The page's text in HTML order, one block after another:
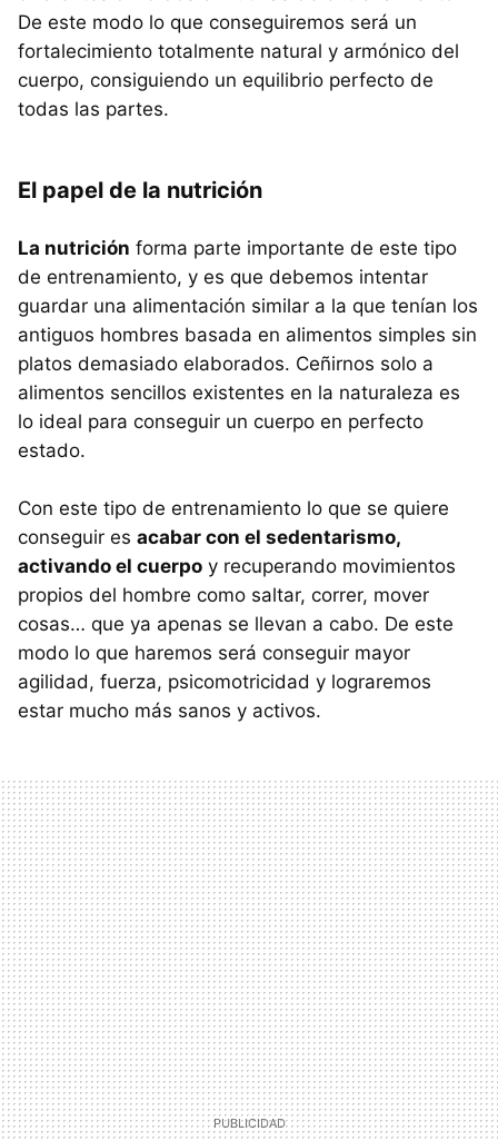
De este modo lo que conseguiremos será un
fortalecimiento totalmente natural y armónico del
cuerpo, consiguiendo un equilibrio perfecto de
todas las partes.
El papel de la nutrición
La nutrición forma parte importante de este tipo
de entrenamiento, y es que debemos intentar
guardar una alimentación similar a la que tenían los
antiguos hombres basada en alimentos simples sin
platos demasiado elaborados. Ceñirnos solo a
alimentos sencillos existentes en la naturaleza es
lo ideal para conseguir un cuerpo en perfecto
estado.
Con este tipo de entrenamiento lo que se quiere
conseguir es acabar con el sedentarismo,
activando el cuerpo y recuperando movimientos
propios del hombre como saltar, correr, mover
cosas… que ya apenas se llevan a cabo. De este
modo lo que haremos será conseguir mayor
agilidad, fuerza, psicomotricidad y lograremos
estar mucho más sanos y activos.